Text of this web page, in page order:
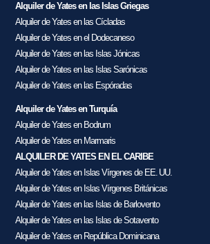
Alquiler de Yates en las Islas Griegas
Alquiler de Yates en las Cícladas
Alquiler de Yates en el Dodecaneso
Alquiler de Yates en las Islas Jónicas
Alquiler de Yates en las Islas Sarónicas
Alquiler de Yates en las Espóradas
Alquiler de Yates en Turquía
Alquiler de Yates en Bodrum
Alquiler de Yates en Marmaris
ALQUILER DE YATES EN EL CARIBE
Alquiler de Yates en Islas Vírgenes de EE. UU.
Alquiler de Yates en Islas Vírgenes Británicas
Alquiler de Yates en las Islas de Barlovento
Alquiler de Yates en las Islas de Sotavento
Alquiler de Yates en República Dominicana